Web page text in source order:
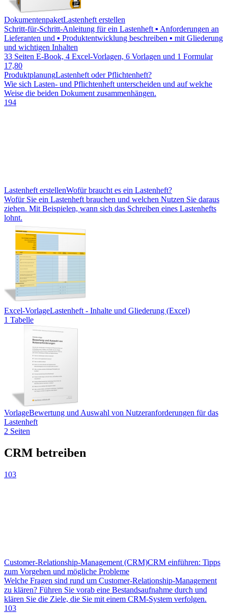
DokumentenpaketLastenheft erstellen
Schritt-für-Schritt-Anleitung für ein Lastenheft ▪ Anforderungen an
Lieferanten und ▪ Produktentwicklung beschreiben ▪ mit Gliederung
und wichtigen Inhalten
33 Seiten E-Book, 4 Excel-Vorlagen, 6 Vorlagen und 1 Formular
17,80
ProduktplanungLastenheft oder Pflichtenheft?
Wie sich Lasten- und Pflichtenheft unterscheiden und auf welche
Weise die beiden Dokument zusammenhängen.
194
Lastenheft erstellenWofür braucht es ein Lastenheft?
Wofür Sie ein Lastenheft brauchen und welchen Nutzen Sie daraus
ziehen. Mit Beispielen, wann sich das Schreiben eines Lastenhefts
lohnt.
Excel-VorlageLastenheft - Inhalte und Gliederung (Excel)
1 Tabelle
VorlageBewertung und Auswahl von Nutzeranforderungen für das
Lastenheft
2 Seiten
CRM betreiben
103
Customer-Relationship-Management (CRM)CRM einführen: Tipps
zum Vorgehen und mögliche Probleme
Welche Fragen sind rund um Customer-Relationship-Management
zu klären? Führen Sie vorab eine Bestandsaufnahme durch und
klären Sie die Ziele, die Sie mit einem CRM-System verfolgen.
103